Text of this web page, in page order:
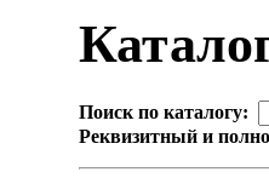
Поиск по каталогу:
Реквизитный и